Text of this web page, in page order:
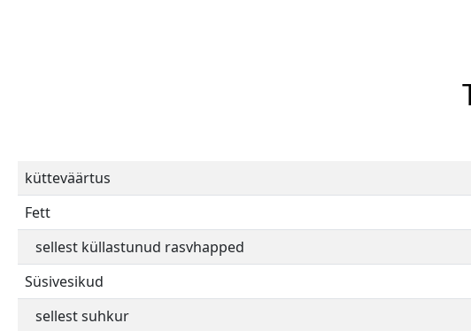
kütteväärtus
Fett
sellest küllastunud rasvhapped
Süsivesikud
sellest suhkur